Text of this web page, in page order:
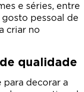
e séries, entre
pessoal de
criar no
qualidade
decorar a